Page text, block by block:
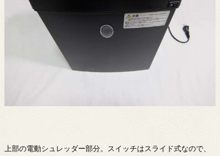
上部の電動シュレッダー部分。スイッチはスライド式なので、